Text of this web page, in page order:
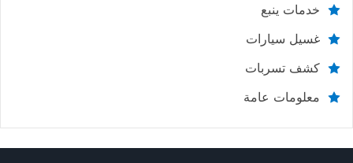
خدمات ينبع
غسيل سيارات
كشف تسربات
معلومات عامة